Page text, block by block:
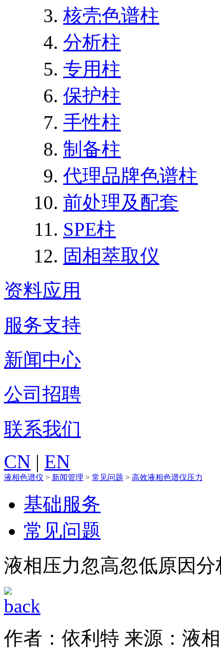
核壳色谱柱
分析柱
专用柱
保护柱
手性柱
制备柱
代理品牌色谱柱
前处理及配套
SPE柱
固相萃取仪
资料应用
服务支持
新闻中心
公司招聘
联系我们
CN | EN
液相色谱仪 > 新闻管理 > 常见问题 > 高效液相色谱仪压力
基础服务
常见问题
液相压力忽高忽低原因
作者：依利特 来源：液